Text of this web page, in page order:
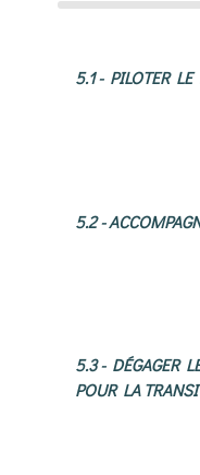
5.1 - PILOTER LE
5.2 -
5.3 - DÉGAGER
POUR LA